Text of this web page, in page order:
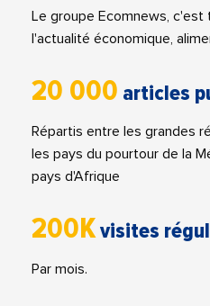
Le groupe Ecomnews,
l'actualité économique,
20 000 articles
Répartis entre les grandes
les pays du pourtour de la
pays d'Afrique
200Kvisites
Par mois.